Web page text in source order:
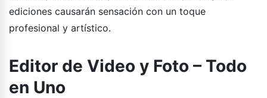
ediciones causarán sensación con un toque
profesional y artístico.
Editor de Video y Foto – Todo
en Uno